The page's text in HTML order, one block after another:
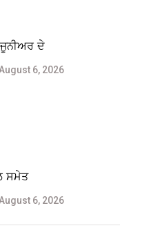
ਦੇ
6, 2026
ਸਮੇਤ
6, 2026